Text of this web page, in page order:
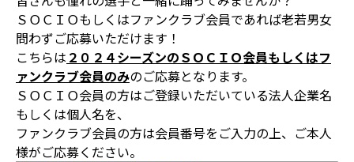
ＳＯＣＩＯもしくはファンクラブ会員であれば老若男女
問わずご応募いただけます！
こちらは ２０２４シーズンのＳＯＣＩＯ会員もしくはフ
ァンクラブ会員のみのご応募となります。
ＳＯＣＩＯ会員の方はご登録いただいている法人企業名
もしくは個人名を、
ファンクラブ会員の方は会員番号をご入力の上、ご本人
様がご応募ください。